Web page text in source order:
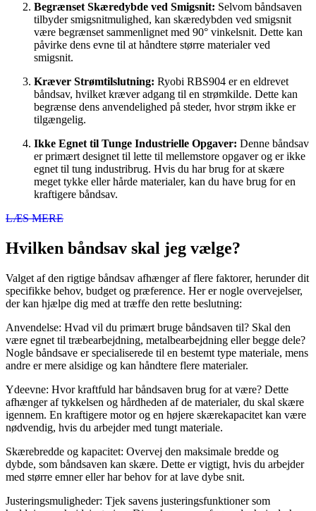
Begrænset Skæredybde ved Smigsnit: Selvom båndsaven
tilbyder smigsnitmulighed, kan skæredybden ved smigsnit
være begrænset sammenlignet med 90° vinkelsnit. Dette kan
påvirke dens evne til at håndtere større materialer ved
smigsnit.
Kræver Strømtilslutning: Ryobi RBS904 er en eldrevet
båndsav, hvilket kræver adgang til en strømkilde. Dette kan
begrænse dens anvendelighed på steder, hvor strøm ikke er
tilgængelig.
Ikke Egnet til Tunge Industrielle Opgaver: Denne båndsav
er primært designet til lette til mellemstore opgaver og er ikke
egnet til tung industribrug. Hvis du har brug for at skære
meget tykke eller hårde materialer, kan du have brug for en
kraftigere båndsav.
LÆS MERE
Hvilken båndsav skal jeg vælge?
Valget af den rigtige båndsav afhænger af flere faktorer, herunder dit
specifikke behov, budget og præference. Her er nogle overvejelser,
der kan hjælpe dig med at træffe den rette beslutning:
Anvendelse: Hvad vil du primært bruge båndsaven til? Skal den
være egnet til træbearbejdning, metalbearbejdning eller begge dele?
Nogle båndsave er specialiserede til en bestemt type materiale, mens
andre er mere alsidige og kan håndtere flere materialer.
Ydeevne: Hvor kraftfuld har båndsaven brug for at være? Dette
afhænger af tykkelsen og hårdheden af de materialer, du skal skære
igennem. En kraftigere motor og en højere skærekapacitet kan være
nødvendig, hvis du arbejder med tungt materiale.
Skærebredde og kapacitet: Overvej den maksimale bredde og
dybde, som båndsaven kan skære. Dette er vigtigt, hvis du arbejder
med større emner eller har behov for at lave dybe snit.
Justeringsmuligheder: Tjek savens justeringsfunktioner som